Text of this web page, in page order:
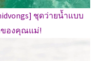
ชุดว่ายน้ำแบบ
ของคุณแม่!